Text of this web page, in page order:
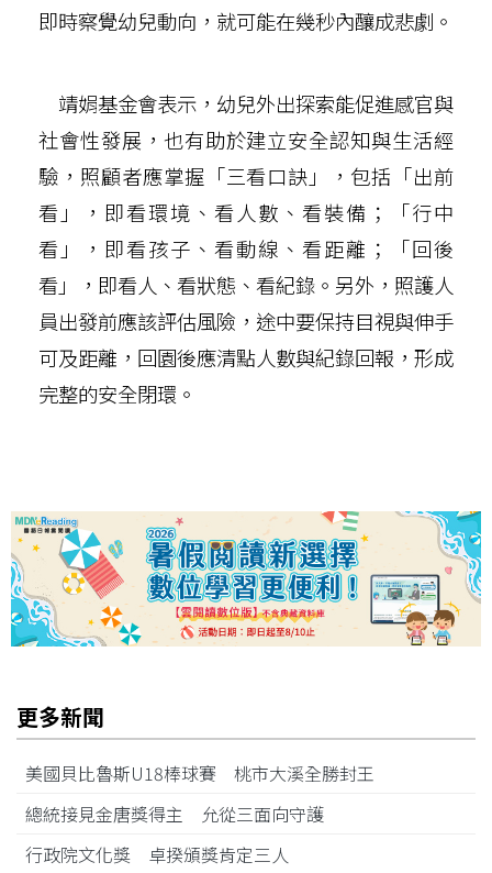
即時察覺幼兒動向，就可能在幾秒內釀成悲劇。
靖娟基金會表示，幼兒外出探索能促進感官與
社會性發展，也有助於建立安全認知與生活經
驗，照顧者應掌握「三看口訣」，包括「出前
看」，即看環境、看人數、看裝備；「行中
看」，即看孩子、看動線、看距離；「回後
看」，即看人、看狀態、看紀錄。另外，照護人
員出發前應該評估風險，途中要保持目視與伸手
可及距離，回園後應清點人數與紀錄回報，形成
完整的安全閉環。
更多新聞
美國貝比魯斯U18棒球賽 桃市大溪全勝封王
總統接見金唐獎得主 允從三面向守護
行政院文化獎 卓揆頒獎肯定三人